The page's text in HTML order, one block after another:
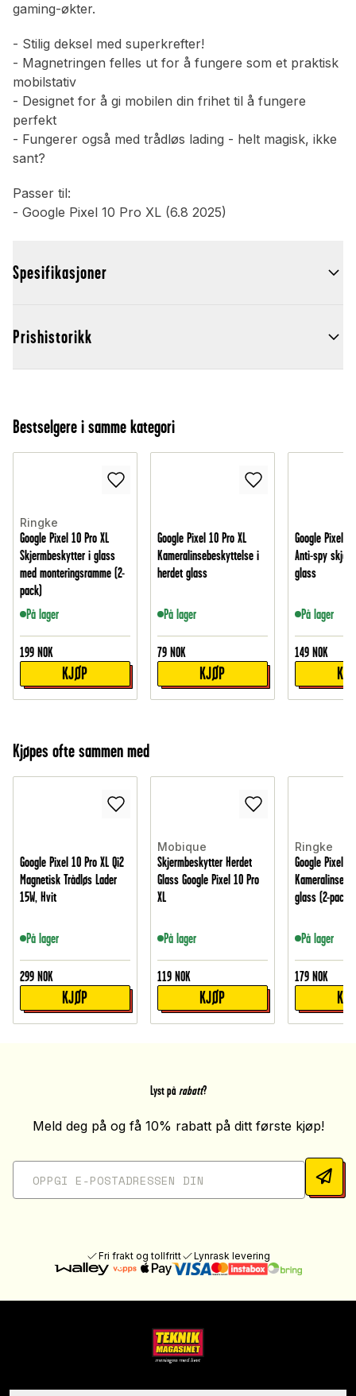
gaming-økter.
- Stilig deksel med superkrefter!
- Magnetringen felles ut for å fungere som et praktisk
mobilstativ
- Designet for å gi mobilen din frihet til å fungere
perfekt
- Fungerer også med trådløs lading - helt magisk, ikke
sant?
Passer til:
- Google Pixel 10 Pro XL (6.8 2025)
Spesifikasjoner
Prishistorikk
Bestselgere i samme kategori
Ringke
Google Pixel 10 Pro XL
Skjermbeskytter i glass
med monteringsramme (2-
pack)
På lager
199 NOK
KJØP
Google Pixel 10 Pro XL
Kameralinsebeskyttelse i
herdet glass
På lager
79 NOK
KJØP
Google Pixel
Anti-spy
glass
På lager
149 NOK
Kjøpes ofte sammen med
Google Pixel 10 Pro XL Qi2
Magnetisk Trådløs Lader
15W, Hvit
På lager
299 NOK
KJØP
Mobique
Skjermbeskytter Herdet
Glass Google Pixel 10 Pro
XL
På lager
119 NOK
KJØP
Ringke
Google Pixel
glass (2-pack)
På lager
179 NOK
Lyst på rabatt?
Meld deg på og få 10% rabatt på ditt første kjøp!
Fri frakt og tollfritt Lynrask levering